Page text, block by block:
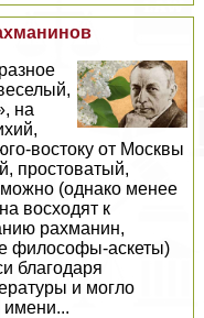
на
востоку от Москвы
простоватый,
(однако менее
восходят к
рахманин,
философы-аскеты)
благодаря
и могло
имени...